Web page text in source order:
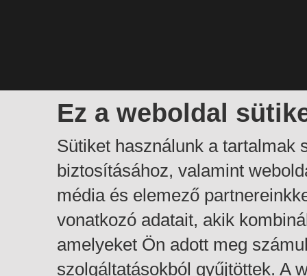
Ez a weboldal
Sütiket használunk a tartalmak
biztosításához, valamint
média és elemező
vonatkozó adatait, akik
amelyeket Ön adott meg
szolgáltatásokból gyűjtöttek. A